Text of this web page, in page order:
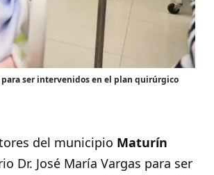
para ser intervenidos en el plan quirúrgico
del municipio Maturín
Dr. José María Vargas para ser